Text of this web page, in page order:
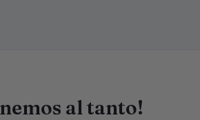
al tanto!